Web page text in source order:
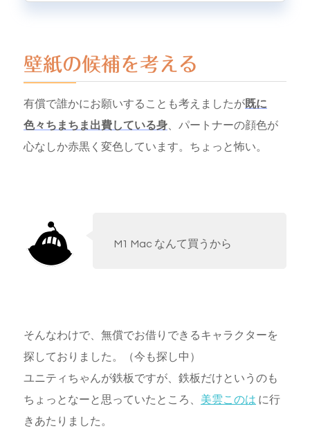
壁紙の候補を考える
有償で誰かにお願いすることも考えましたが既に
色々ちまちま出費している身 、パートナーの顔色が
心なしか赤黒く変色しています。ちょっと怖い。
M1 Mac なんて買うから
そんなわけで、無償でお借りできるキャラクターを
探しておりました。（今も探し中）
ユニティちゃんが鉄板ですが、鉄板だけというのも
ちょっとなーと思っていたところ、 美雲このは に行
きあたりました。